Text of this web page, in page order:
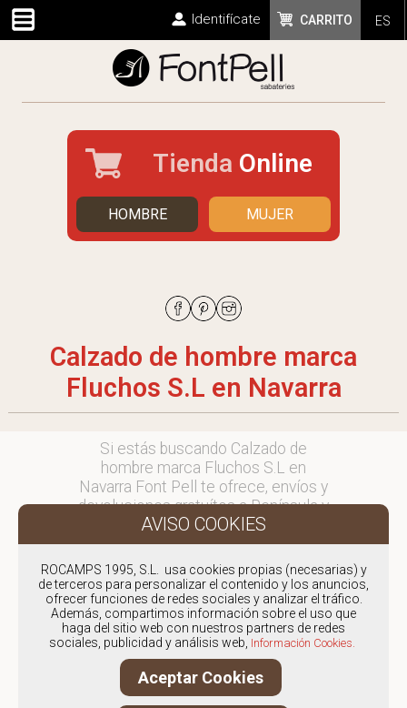
ES
CARRITO
Identifícate
Tienda Online
HOMBRE MUJER
Calzado de hombre marca
Fluchos S.L en Navarra
Si estás buscando Calzado de
hombre marca Fluchos S.L en
Navarra Font Pell te ofrece, envíos y
devoluciones gratuítos a Península y
Baleares, para otros destinos
consultar
en comercial@fontpell.com.
Los envíos a Navarra gestionados
entre semana se entregarán en
menos de 48 horas; los pedidos
realizados en fin de semana, el
producto se enviará a partir del
lunes.
ROCAMPS 1995, S.L. usa cookies propias (necesarias) y
de terceros para personalizar el contenido y los anuncios,
ofrecer funciones de redes sociales y analizar el tráfico.
Además, compartimos información sobre el uso que
haga del sitio web con nuestros partners de redes
sociales, publicidad y análisis web, Información Cookies.
Aceptar Cookies